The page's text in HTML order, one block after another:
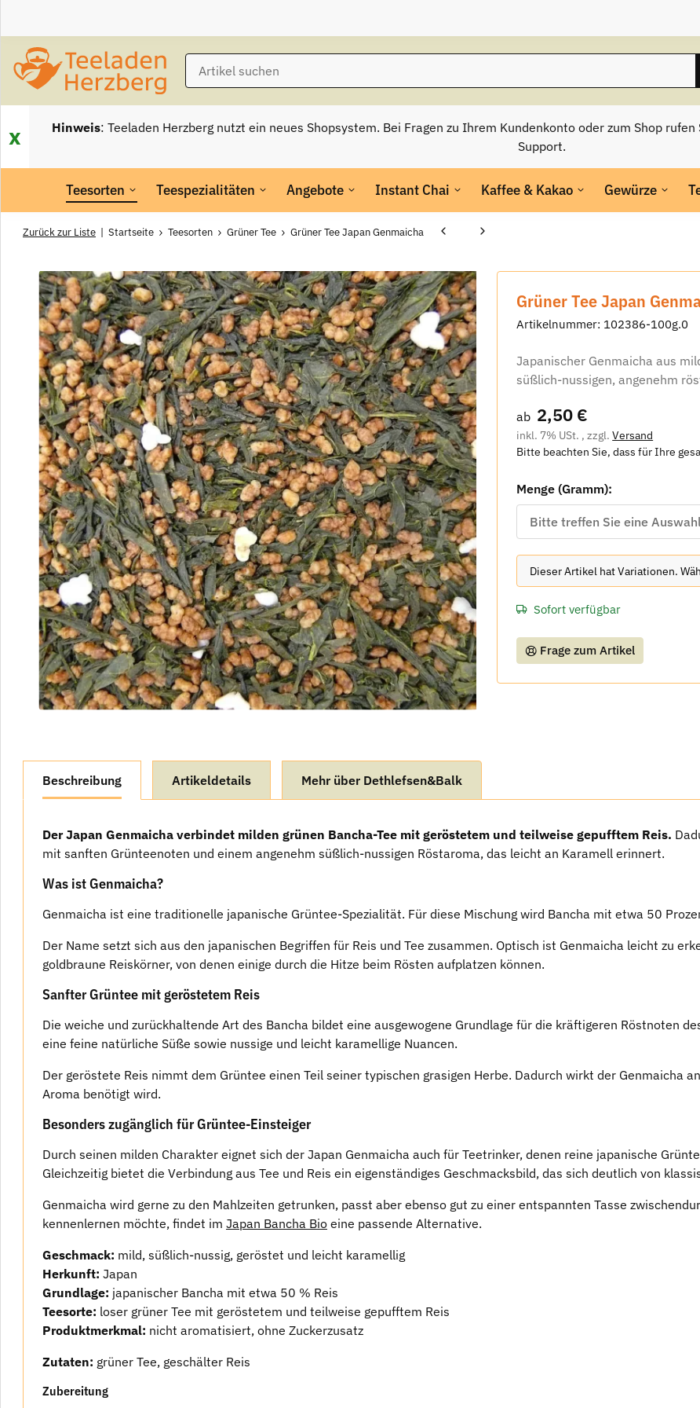
x Hinweis: Teeladen Herzberg nutzt ein neues Shopsystem. Bei Fragen zu Ihrem Kundenkonto oder zum Shop
Support.
Teesorten Teespezialitäten Angebote Instant Chai Kaffee & Kakao Gewürze
Zurück zur Liste Startseite Teesorten Grüner Tee Grüner Tee Japan Genmaicha
Grüner Tee Japan
Artikelnummer: 102386-100g.0
Japanischer Genmaicha aus
süßlich-nussigen, angenehm
ab 2,50 €
inkl. 7% USt. , zzgl.Versand
Bitte beachten Sie, dass für Ihre
Menge (Gramm):
Bitte treffen Sie eine
x
Dieser Artikel hat Variationen.
Sofort verfügbar
Frage zum Artikel
Beschreibung Artikeldetails Mehr über Dethlefsen&Balk
Der Japan Genmaicha verbindet milden grünen Bancha-Tee mit geröstetem und teilweise gepufftem Reis.
mit sanften Grünteenoten und einem angenehm süßlich-nussigen Röstaroma, das leicht an Karamell erinnert.
Was ist Genmaicha?
Genmaicha ist eine traditionelle japanische Grüntee-Spezialität. Für diese Mischung wird Bancha mit etwa 50
Der Name setzt sich aus den japanischen Begriffen für Reis und Tee zusammen. Optisch ist Genmaicha leicht zu
goldbraune Reiskörner, von denen einige durch die Hitze beim Rösten aufplatzen können.
Sanfter Grüntee mit geröstetem Reis
Die weiche und zurückhaltende Art des Bancha bildet eine ausgewogene Grundlage für die kräftigeren Röstnoten
eine feine natürliche Süße sowie nussige und leicht karamellige Nuancen.
Der geröstete Reis nimmt dem Grüntee einen Teil seiner typischen grasigen Herbe. Dadurch wirkt der Genmaicha
Aroma benötigt wird.
Besonders zugänglich für Grüntee-Einsteiger
Durch seinen milden Charakter eignet sich der Japan Genmaicha auch für Teetrinker, denen reine japanische
Gleichzeitig bietet die Verbindung aus Tee und Reis ein eigenständiges Geschmacksbild, das sich deutlich von
Genmaicha wird gerne zu den Mahlzeiten getrunken, passt aber ebenso gut zu einer entspannten Tasse
kennenlernen möchte, findet im Japan Bancha Bio eine passende Alternative.
Geschmack: mild, süßlich-nussig, geröstet und leicht karamellig
Herkunft: Japan
Grundlage: japanischer Bancha mit etwa 50 % Reis
Teesorte: loser grüner Tee mit geröstetem und teilweise gepufftem Reis
Produktmerkmal: nicht aromatisiert, ohne Zuckerzusatz
Zutaten: grüner Tee, geschälter Reis
Zubereitung